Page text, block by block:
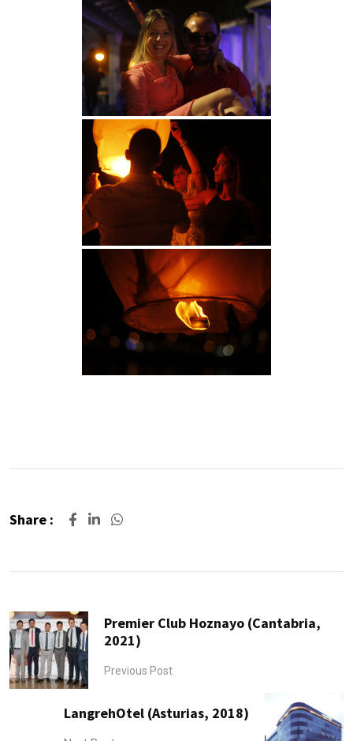
Share :
Premier Club Hoznayo (Cantabria,
2021)
Previous Post
LangrehOtel (Asturias, 2018)